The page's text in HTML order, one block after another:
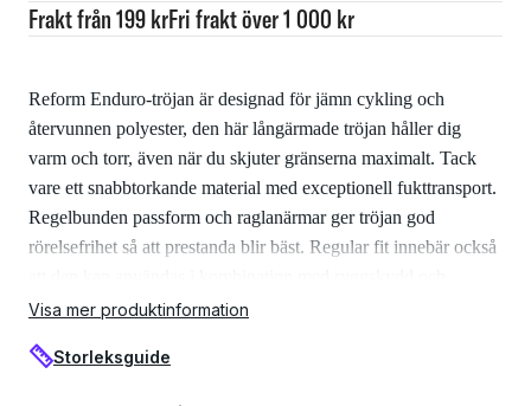
Reform Enduro-tröjan är designad för jämn cykling och
återvunnen polyester, den här långärmade tröjan håller dig
varm och torr, även när du skjuter gränserna maximalt. Tack
vare ett snabbtorkande material med exceptionell fukttransport.
Regelbunden passform och raglanärmar ger tröjan god
rörelsefrihet så att prestanda blir bäst. Regular fit innebär också
armbågsskydd.
Egenskaper:
Visa mer produktinformation
Frakt från 199 krFri frakt över 1 000 kr
Storleksguide